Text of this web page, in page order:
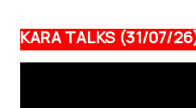
KARA TALKS (31/07/